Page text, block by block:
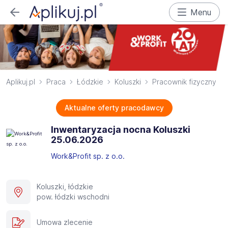
Menu
Aplikuj.pl Praca Łódzkie Koluszki Pracownik fizyczny
Aktualne oferty pracodawcy
Inwentaryzacja nocna Koluszki
25.06.2026​
Work&Profit sp. z o.o.
Koluszki, łódzkie
pow. łódzki wschodni
Umowa zlecenie